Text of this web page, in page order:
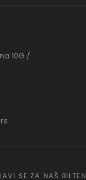
10G /
SE ZA NAŠ BILTEN